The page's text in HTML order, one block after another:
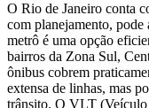
O Rio de Janeiro conta
com planejamento, pode
metrô é uma opção
bairros da Zona Sul,
ônibus cobrem
extensa de linhas, mas
trânsito. O VLT (Veículo